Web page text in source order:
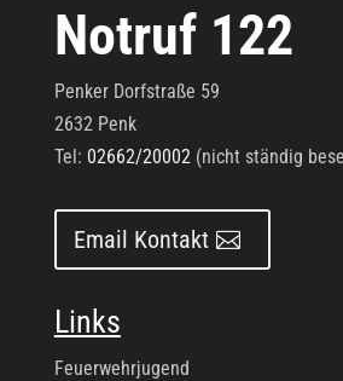
Notruf 122
Penker Dorfstraße 59
2632 Penk
Tel: 02662/20002(nicht ständig
Email Kontakt
Links
Feuerwehrjugend